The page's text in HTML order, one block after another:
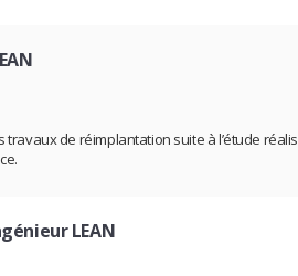
de réimplantation suite à l’étude
LEAN